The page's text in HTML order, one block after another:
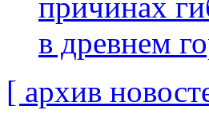
в древнем
[ архив